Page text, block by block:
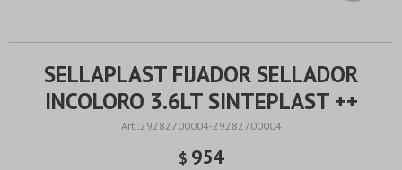
SELLAPLAST FIJADOR SELLADOR
INCOLORO 3.6LT SINTEPLAST ++
29282700004-29282700004
$ 954